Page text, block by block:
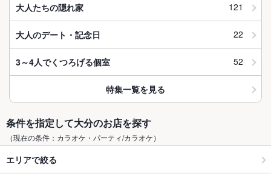
大人たちの隠れ家 121
大人のデート・記念日 22
3～4人でくつろげる個室 52
特集一覧を見る
条件を指定して大分のお店を探す
（現在の条件：カラオケ・パーティ/カラオケ）
エリアで絞る